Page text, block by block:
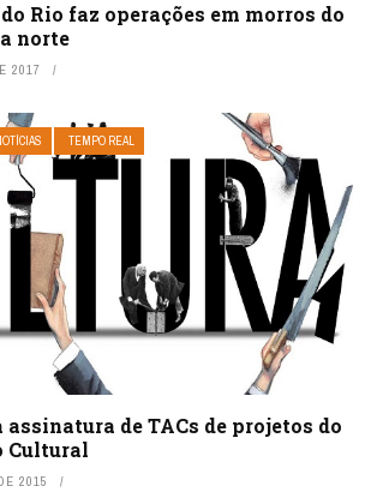
Rio faz operações em morros do
norte
2017
TEMPO REAL
de TACs de projetos do
Cultural
2015